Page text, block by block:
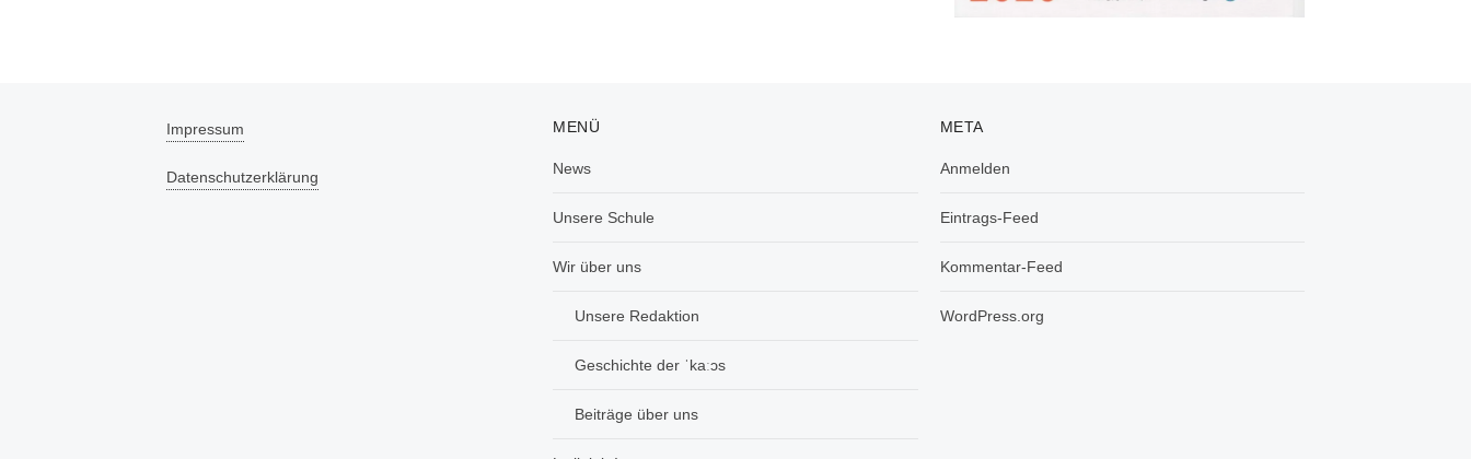
Impressum
Datenschutzerklärung
MENÜ
News
Unsere Schule
Wir über uns
Unsere Redaktion
Geschichte der ˈkaːɔs
Beiträge über uns
META
Anmelden
Eintrags-Feed
Kommentar-Feed
WordPress.org